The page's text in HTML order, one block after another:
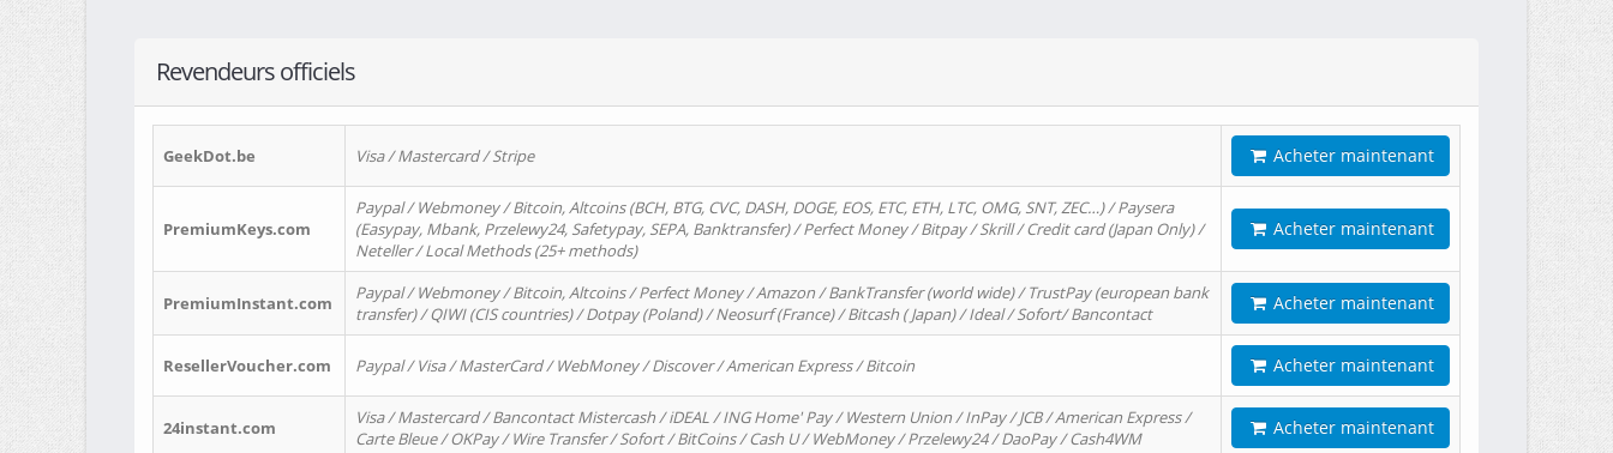
Revendeurs officiels
GeekDot.be Visa / Mastercard / Stripe Acheter maintenant
PremiumKeys.com
Paypal / Webmoney / Bitcoin, Altcoins (BCH, BTG, CVC, DASH, DOGE, EOS, ETC, ETH, LTC, OMG, SNT, ZEC…) / Paysera
(Easypay, Mbank, Przelewy24, Safetypay, SEPA, Banktransfer) / Perfect Money / Bitpay / Skrill / Credit card (Japan Only) /
Neteller / Local Methods (25+ methods)
Acheter maintenant
PremiumInstant.com
Paypal / Webmoney / Bitcoin, Altcoins / Perfect Money / Amazon / BankTransfer (world wide) / TrustPay (european bank
transfer) / QIWI (CIS countries) / Dotpay (Poland) / Neosurf (France) / Bitcash ( Japan) / Ideal / Sofort/ Bancontact
Acheter maintenant
ResellerVoucher.com Paypal / Visa / MasterCard / WebMoney / Discover / American Express / Bitcoin Acheter maintenant
24instant.com
Visa / Mastercard / Bancontact Mistercash / iDEAL / ING Home' Pay / Western Union / InPay / JCB / American Express /
Carte Bleue / OKPay / Wire Transfer / Sofort / BitCoins / Cash U / WebMoney / Przelewy24 / DaoPay / Cash4WM
Acheter maintenant